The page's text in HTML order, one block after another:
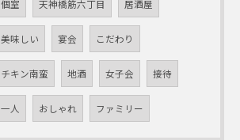
個室 天神橋筋六丁目 居酒屋
美味しい 宴会 こだわり
チキン南蛮 地酒 女子会 接待
一人 おしゃれ ファミリー